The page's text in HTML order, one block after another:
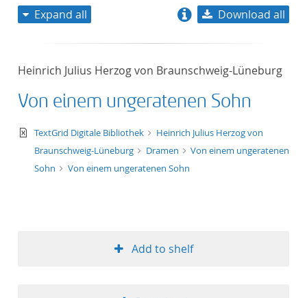
title ascending
title descending
format ascending
Expand all Download all
Heinrich Julius Herzog von Braunschweig-Lüneburg
Von einem ungeratenen Sohn
text/xml
TextGrid Digitale Bibliothek
Heinrich Julius Herzog von
Braunschweig-Lüneburg
Dramen
Von einem ungeratenen
Sohn
Von einem ungeratenen Sohn
Add to shelf